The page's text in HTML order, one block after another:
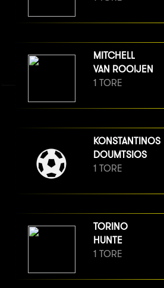
MITCHELL
VAN ROOIJEN
1 TORE
KONSTANTINOS
DOUMTSIOS
1 TORE
TORINO
HUNTE
1 TORE